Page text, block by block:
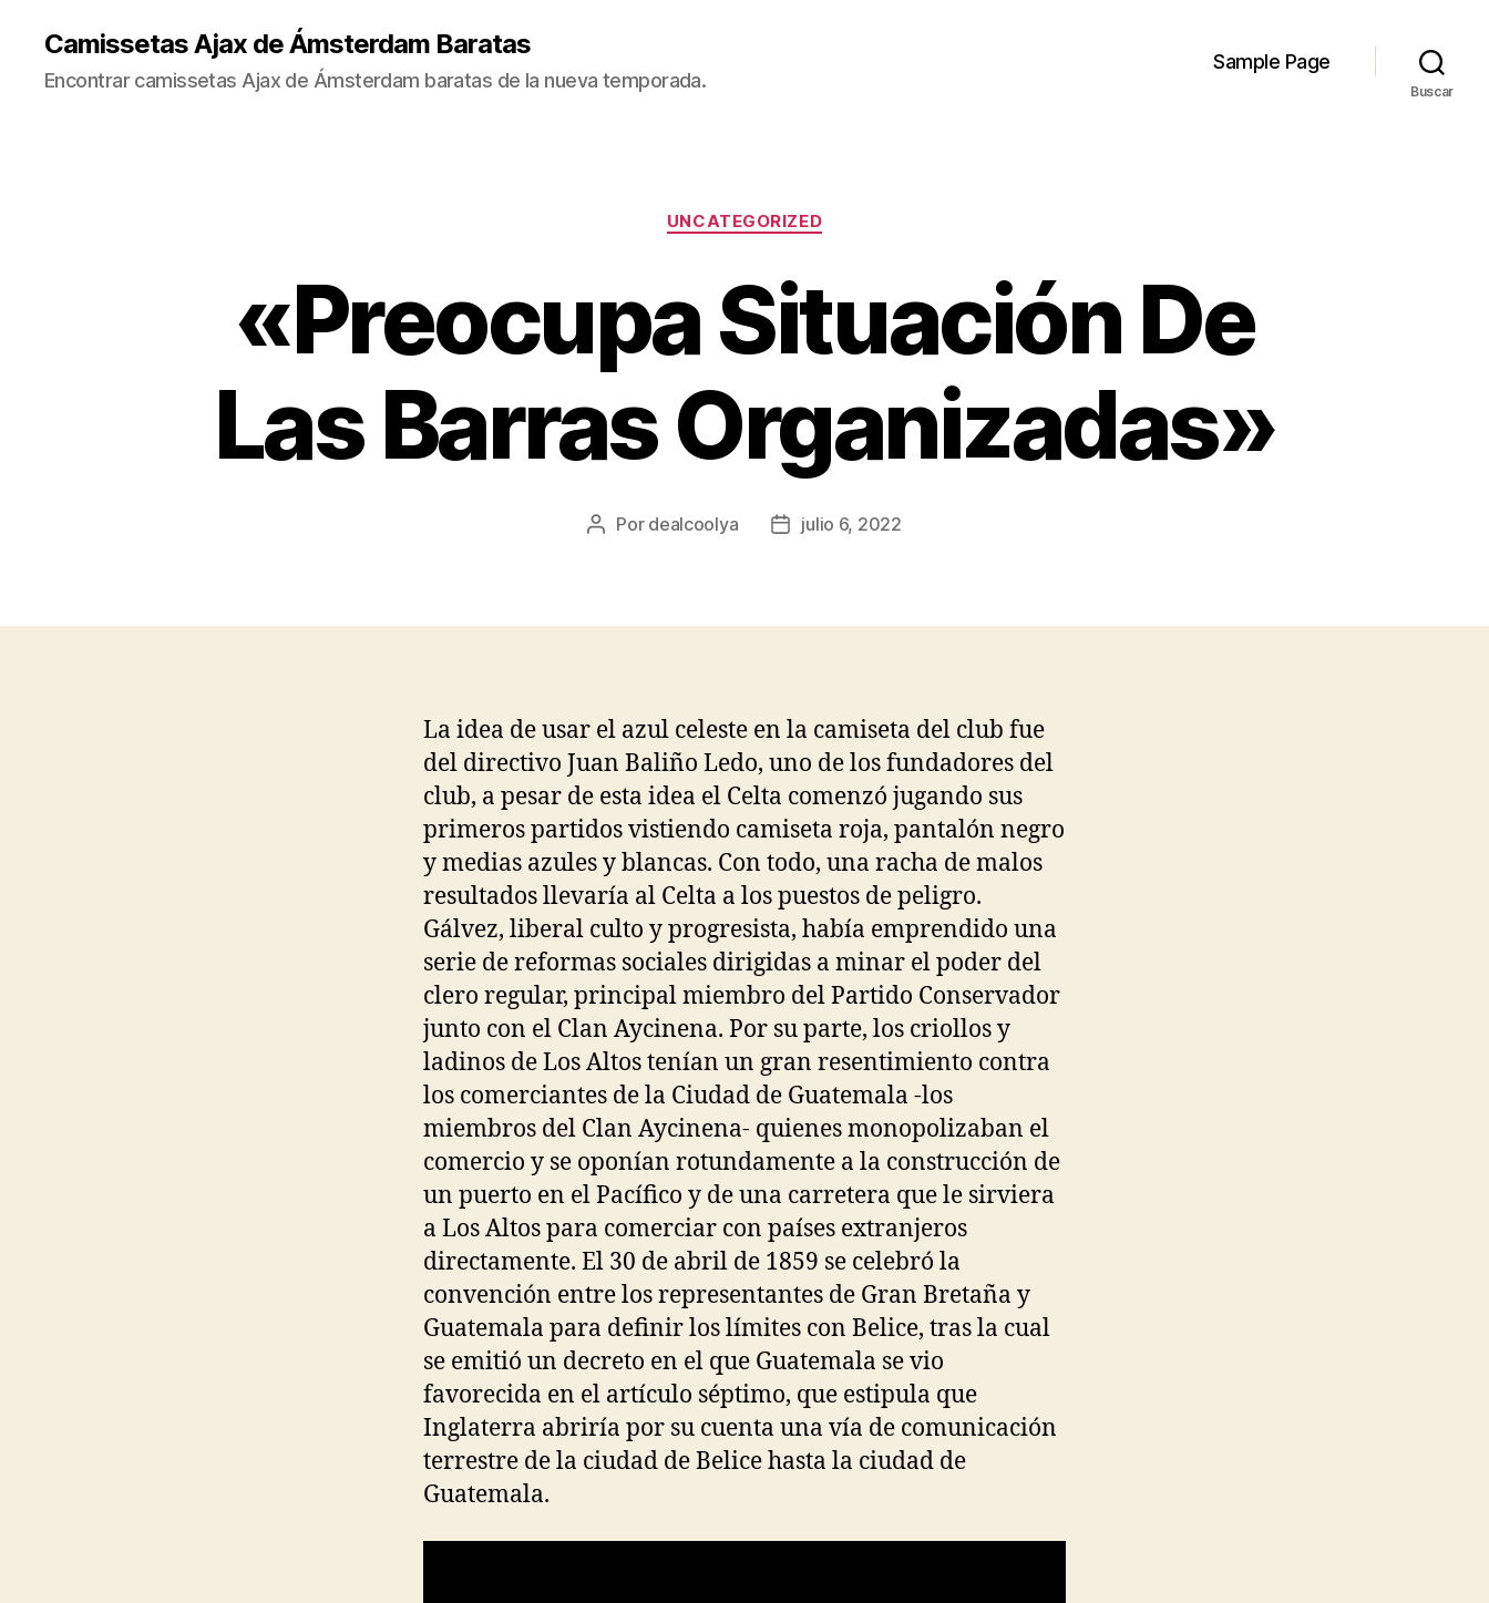
Camissetas Ajax de Ámsterdam Baratas
Encontrar camissetas Ajax de Ámsterdam baratas de la nueva temporada.
Sample Page
Buscar
Categorías
UNCATEGORIZED
«Preocupa Situación De
Las Barras Organizadas»
Autor
Por dealcoolya
Fechajulio 6, 2022
La idea de usar el azul celeste en la camiseta del club fue
del directivo Juan Baliño Ledo, uno de los fundadores del
club, a pesar de esta idea el Celta comenzó jugando sus
primeros partidos vistiendo camiseta roja, pantalón negro
y medias azules y blancas. Con todo, una racha de malos
resultados llevaría al Celta a los puestos de peligro.
Gálvez, liberal culto y progresista, había emprendido una
serie de reformas sociales dirigidas a minar el poder del
clero regular, principal miembro del Partido Conservador
junto con el Clan Aycinena. Por su parte, los criollos y
ladinos de Los Altos tenían un gran resentimiento contra
los comerciantes de la Ciudad de Guatemala -los
miembros del Clan Aycinena- quienes monopolizaban el
comercio y se oponían rotundamente a la construcción de
un puerto en el Pacífico y de una carretera que le sirviera
a Los Altos para comerciar con países extranjeros
directamente. El 30 de abril de 1859 se celebró la
convención entre los representantes de Gran Bretaña y
Guatemala para definir los límites con Belice, tras la cual
se emitió un decreto en el que Guatemala se vio
favorecida en el artículo séptimo, que estipula que
Inglaterra abriría por su cuenta una vía de comunicación
terrestre de la ciudad de Belice hasta la ciudad de
Guatemala.